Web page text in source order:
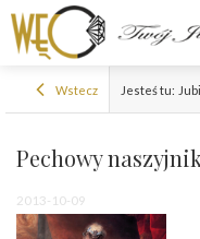
Wstecz Jesteś tu:
Pechowy
2013-10-09